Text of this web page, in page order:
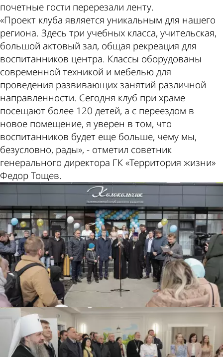
почетные гости перерезали ленту.
«Проект клуба является уникальным для нашего
региона. Здесь три учебных класса, учительская,
большой актовый зал, общая рекреация для
воспитанников центра. Классы оборудованы
современной техникой и мебелью для
проведения развивающих занятий различной
направленности. Сегодня клуб при храме
посещают более 120 детей, а с переездом в
новое помещение, я уверен в том, что
воспитанников будет еще больше, чему мы,
безусловно, рады», - отметил советник
генерального директора ГК «Территория жизни»
Федор Тощев.